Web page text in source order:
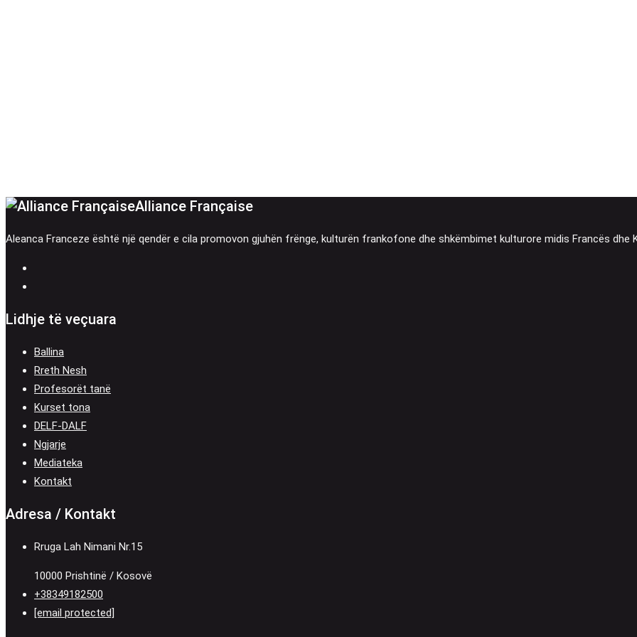
Alliance Française
Aleanca Franceze është një qendër e cila promovon gjuhën frënge, kulturën frankofone dhe shkëmbimet kulturore midis Francës dhe
Lidhje të veçuara
Ballina
Rreth Nesh
Profesorët tanë
Kurset tona
DELF-DALF
Ngjarje
Mediateka
Kontakt
Adresa / Kontakt
Rruga Lah Nimani Nr.15
10000 Prishtinë / Kosovë
+38349182500
[email protected]